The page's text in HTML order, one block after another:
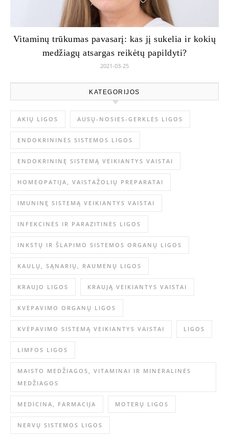
Vitaminų trūkumas pavasarį: kas jį sukelia ir kokių
medžiagų atsargas reikėtų papildyti?
2021-03-25
KATEGORIJOS
AKIŲ LIGOS AUSŲ-NOSIES-GERKLĖS LIGOS
ENDOKRININĖS SISTEMOS LIGOS
ENDOKRININĘ SISTEMĄ VEIKIANTYS VAISTAI
HOMEOPATIJA, VAISTAŽOLIŲ PREPARATAI
IMUNINĘ SISTEMĄ VEIKIANTYS VAISTAI
INFEKCINĖS IR PARAZITINĖS LIGOS
INKSTŲ IR ŠLAPIMO SISTEMOS ORGANŲ LIGOS
KAULŲ, SĄNARIŲ, RAUMENŲ LIGOS
KRAUJO LIGOS KRAUJĄ VEIKIANTYS VAISTAI
KVĖPAVIMO ORGANŲ LIGOS
KVĖPAVIMO SISTEMĄ VEIKIANTYS VAISTAI LIGOS
LIMFOS LIGOS
MAISTO MEDŽIAGOS, VITAMINAI IR MINERALINĖS
MEDŽIAGOS
MEDICINA, FARMACIJA MOTERŲ LIGOS
NERVŲ SISTEMOS LIGOS